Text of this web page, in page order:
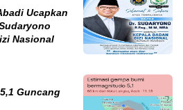
Ucapkan
Nasional
Guncang